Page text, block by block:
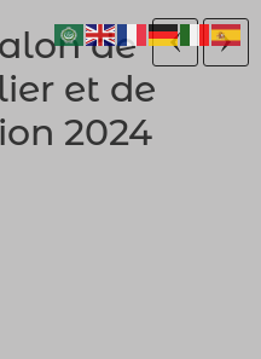
de
et de
2024